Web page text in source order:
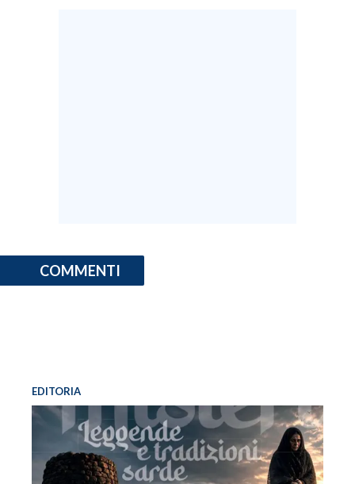
COMMENTI
EDITORIA